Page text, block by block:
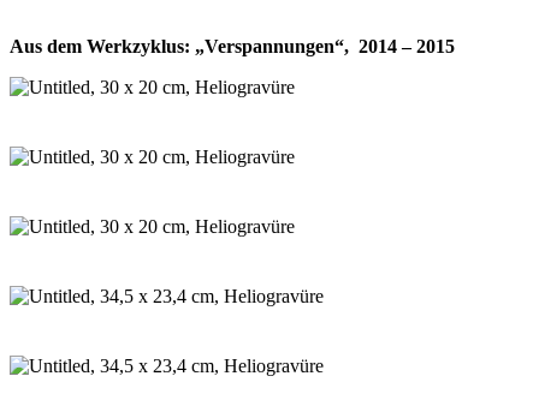
Aus dem Werkzyklus: „Verspannungen“, 2014 – 2015